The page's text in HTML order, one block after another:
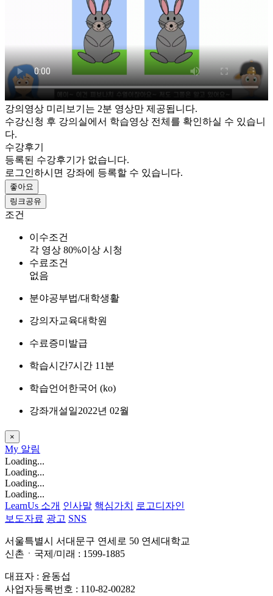
강의영상 미리보기는 2분 영상만 제공됩니다.
수강신청 후 강의실에서 학습영상 전체를 확인하실 수 있습니
다.
수강후기
등록된 수강후기가 없습니다.
로그인하시면 강좌에 등록할 수 있습니다.
좋아요
링크공유
조건
이수조건
각 영상 80%이상 시청
수료조건
없음
분야공부법/대학생활
강의자교육대학원
수료증미발급
학습시간7시간 11분
학습언어 한국어 ‎(ko)‎
강좌개설일2022년 02월
×
My 알림
Loading...
Loading...
Loading...
Loading...
LearnUs 소개 인사말 핵심가치
로고디자인
보도자료 광고 SNS
서울특별시 서대문구 연세로 50 연세대학교
신촌ㆍ국제/미래 : 1599-1885
대표자 : 윤동섭
사업자등록번호 : 110-82-00282